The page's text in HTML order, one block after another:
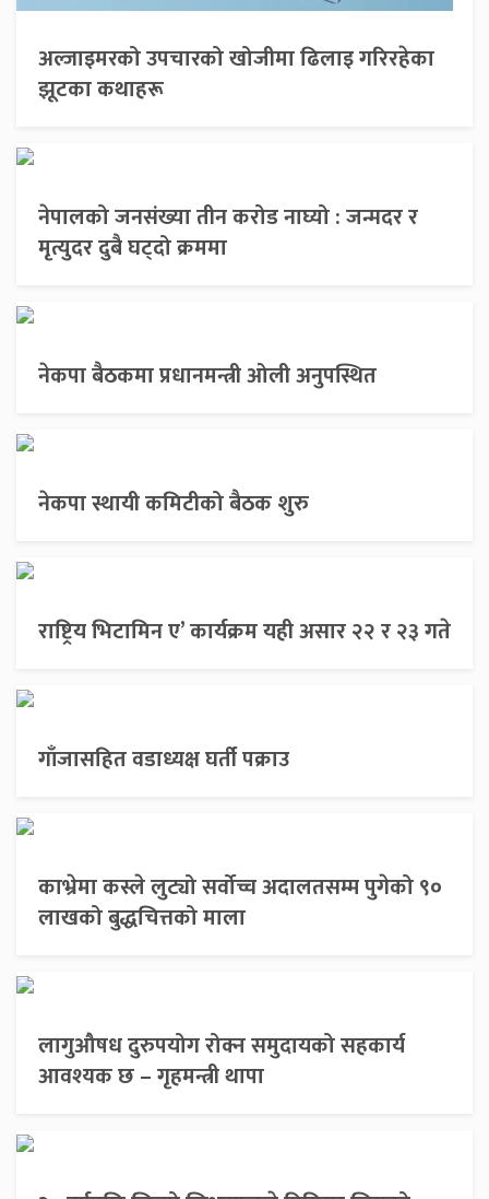
अल्जाइमरको उपचारको खोजीमा ढिलाइ गरिरहेका
झूटका कथाहरू
नेपालको जनसंख्या तीन करोड नाघ्यो : जन्मदर र
मृत्युदर दुबै घट्दो क्रममा
नेकपा बैठकमा प्रधानमन्त्री ओली अनुपस्थित
नेकपा स्थायी कमिटीको बैठक शुरु
राष्ट्रिय भिटामिन ए’ कार्यक्रम यही असार २२ र २३ गते
गाँजासहित वडाध्यक्ष घर्ती पक्राउ
काभ्रेमा कस्ले लुट्यो सर्वोच्च अदालतसम्म पुगेको ९०
लाखको बुद्धचित्तको माला
लागुऔषध दुरुपयोग रोक्न समुदायको सहकार्य
आवश्यक छ – गृहमन्त्री थापा